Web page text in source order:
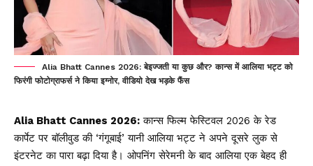
Alia Bhatt Cannes 2026: बेइज्जती या कुछ और? कान्स में आलिया भट्ट को
फिरंगी फोटोग्राफर्स ने किया इग्नोर, वीडियो देख भड़के फैंस
Alia Bhatt Cannes 2026: कान्स फिल्म फेस्टिवल 2026 के रेड
कार्पेट पर बॉलीवुड की ‘गंगूबाई’ यानी आलिया भट्ट ने अपने दूसरे लुक से
इंटरनेट का पारा बढ़ा दिया है। ओपनिंग सेरेमनी के बाद आलिया एक बेहद ही